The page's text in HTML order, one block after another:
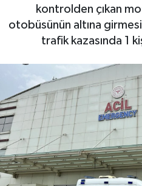
kontrolden çıkan
otobüsünün altına
trafik kazasında 1